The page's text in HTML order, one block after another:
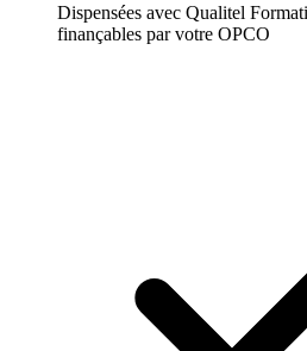
Dispensées avec Qualitel
finançables par votre OPCO